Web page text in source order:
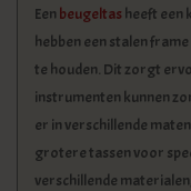
Een beugeltas heeft een
hebben een stalen
te houden. Dit zorgt
instrumenten kunnen
er in verschillende
grotere tassen voor
verschillende